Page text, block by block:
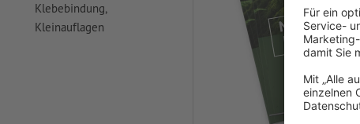
Klebebindung,
Kleinauflagen